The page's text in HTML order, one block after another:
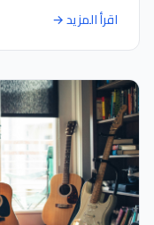
اقرأ المزيد→